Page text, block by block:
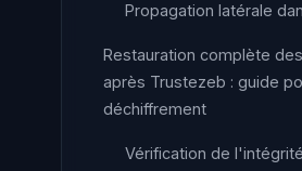
Propagation latérale
Restauration complète
après Trustezeb : guide
déchiffrement
Vérification de